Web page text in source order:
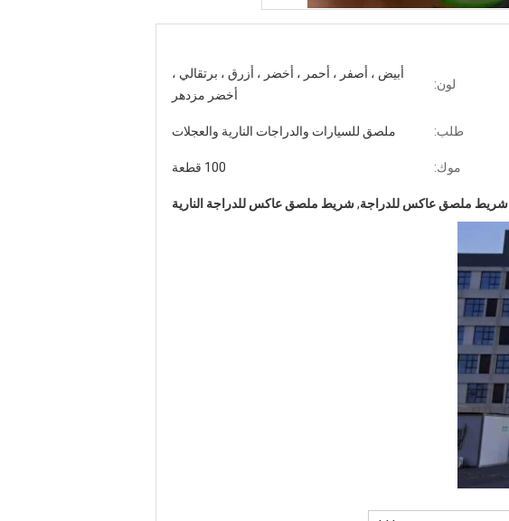
لون:
أبيض ، أصفر ، أحمر ، أخضر ، أزرق ، برتقالي ،
أخضر مزدهر
طلب: ملصق للسيارات والدراجات النارية والعجلات
موك: 100 قطعة
شريط ملصق عاكس للدراجة,شريط ملصق عاكس للدراجة النارية